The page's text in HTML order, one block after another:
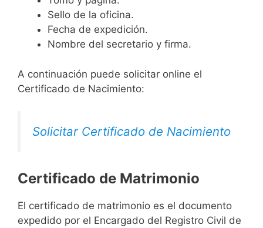
Sello de la oficina.
Fecha de expedición.
Nombre del secretario y firma.
A continuación puede solicitar online el
Certificado de Nacimiento:
Solicitar Certificado de Nacimiento
Certificado de Matrimonio
El certificado de matrimonio es el documento
expedido por el Encargado del Registro Civil de